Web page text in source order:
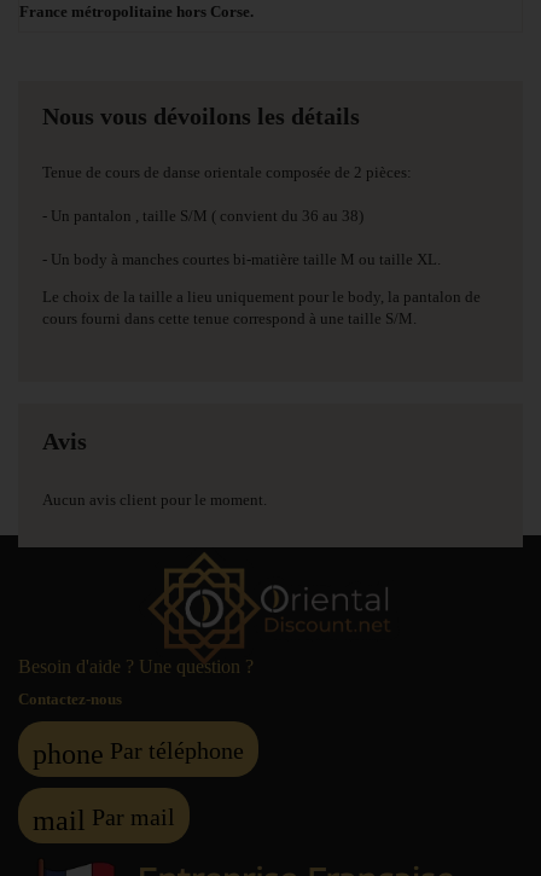
France métropolitaine hors Corse.
Nous vous dévoilons les détails
Tenue de cours de danse orientale composée de 2 pièces:
- Un pantalon , taille S/M ( convient du 36 au 38)
- Un body à manches courtes bi-matière taille M ou taille XL.
Le choix de la taille a lieu uniquement pour le body, la pantalon de
cours fourni dans cette tenue correspond à une taille S/M.
Avis
Aucun avis client pour le moment.
Besoin d'aide ? Une question ?
Contactez-nous
phone Par téléphone
mail Par mail